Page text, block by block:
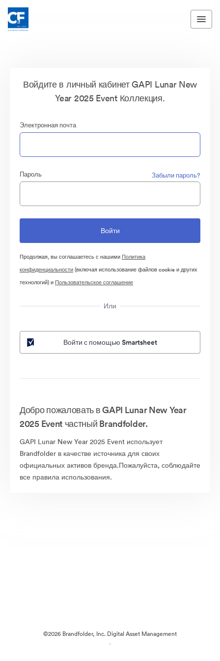
Войдите в личный кабинет GAPI Lunar New
Year 2025 Event Коллекция.
Электронная почта
Пароль Забыли пароль?
Продолжая, вы соглашаетесь с нашими Политика
конфиденциальности(включая использование файлов cookie и других
технологий) и Пользовательское соглашение
Или
Войти с помощью Smartsheet
Добро пожаловать в GAPI Lunar New Year
2025 Event частный Brandfolder.
GAPI Lunar New Year 2025 Event использует
Brandfolder в качестве источника для своих
официальных активов бренда.Пожалуйста, соблюдайте
все правила использования.
©2026 Brandfolder, Inc. Digital Asset Management
·